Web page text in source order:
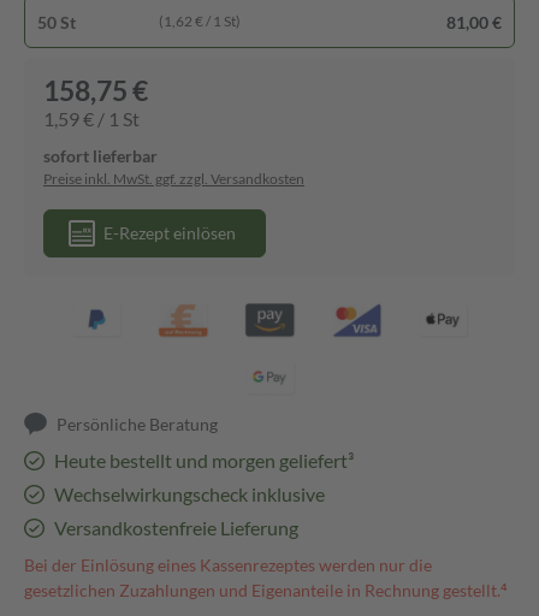
50 St (1,62 € / 1 St) 81,00 €
158,75 €
1,59 € / 1 St
sofort lieferbar
Preise inkl. MwSt. ggf. zzgl. Versandkosten
E-Rezept einlösen
Persönliche Beratung
Heute bestellt und morgen geliefert³
Wechselwirkungscheck inklusive
Versandkostenfreie Lieferung
Bei der Einlösung eines Kassenrezeptes werden nur die
gesetzlichen Zuzahlungen und Eigenanteile in Rechnung gestellt.⁴